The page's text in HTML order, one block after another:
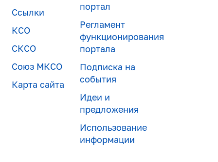
Ссылки
КСО
СКСО
Союз МКСО
Карта сайта
портал
Регламент
функционирования
портала
Подписка на
события
Идеи и
предложения
Использование
информации